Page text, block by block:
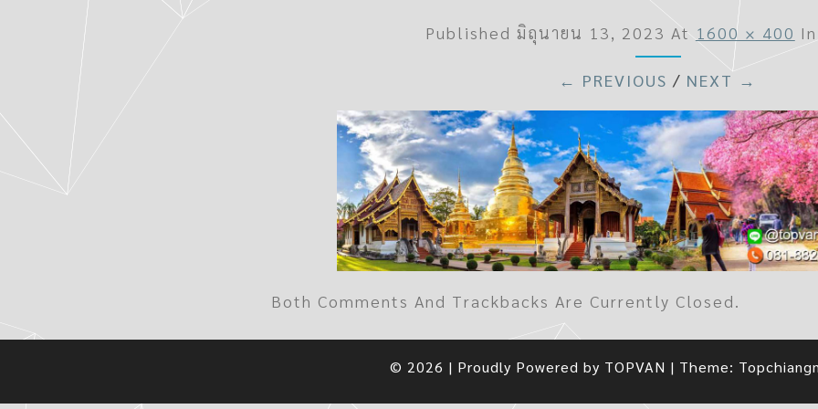
Published มิถุนายน 13, 2023 At 1600 × 400
← PREVIOUS / NEXT →
Both Comments And Trackbacks Are Currently Closed.
© 2026 | Proudly Powered by TOPVAN | Theme: